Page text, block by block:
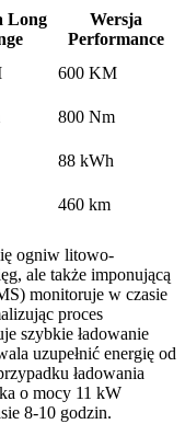
Long
Wersja
Performance
600 KM
800 Nm
88 kWh
460 km
ogniw litowo-
ale także imponującą
monitoruje w czasie
proces
szybkie ładowanie
uzupełnić energię od
ładowania
o mocy 11 kW
8-10 godzin.